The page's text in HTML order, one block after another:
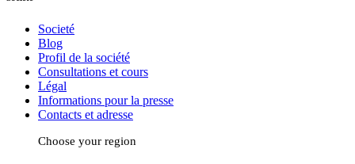
Societé
Blog
Profil de la société
Consultations et cours
Légal
Informations pour la presse
Contacts et adresse
Choose your region